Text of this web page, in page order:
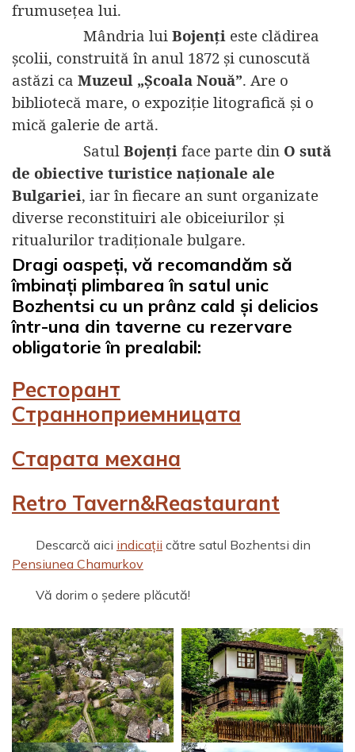
frumusețea lui.
Mândria lui Bojenți este clădirea
școlii, construită în anul 1872 și cunoscută
astăzi ca Muzeul „Școala Nouă”. Are o
bibliotecă mare, o expoziție litografică și o
mică galerie de artă.
Satul Bojenți face parte din O sută
de obiective turistice naționale ale
Bulgariei, iar în fiecare an sunt organizate
diverse reconstituiri ale obiceiurilor și
ritualurilor tradiționale bulgare.
Dragi oaspeți, vă recomandăm să
îmbinați plimbarea în satul unic
Bozhentsi cu un prânz cald și delicios
într-una din taverne cu rezervare
obligatorie în prealabil:
Ресторант
Странноприемницата
Старата механа
Retro Tavern&Reastaurant
Descarcă aici indicații către satul Bozhentsi din
Pensiunea Chamurkov
Vă dorim o ședere plăcută!